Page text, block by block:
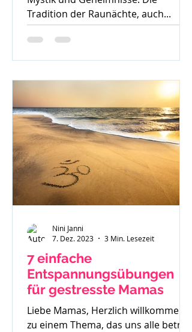
Tradition der Raunächte, auch...
7 einfache
Entspannungsübungen
für gestresste Mamas
Liebe Mamas, Herzlich willkommen
zu einem Thema, das uns alle betrifft
Nini Janni
7. Dez. 2023
3 Min. Lesezeit